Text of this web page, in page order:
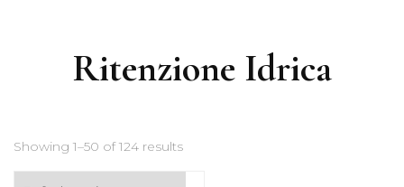
Ritenzione Idrica
Showing 1–50 of 124 results